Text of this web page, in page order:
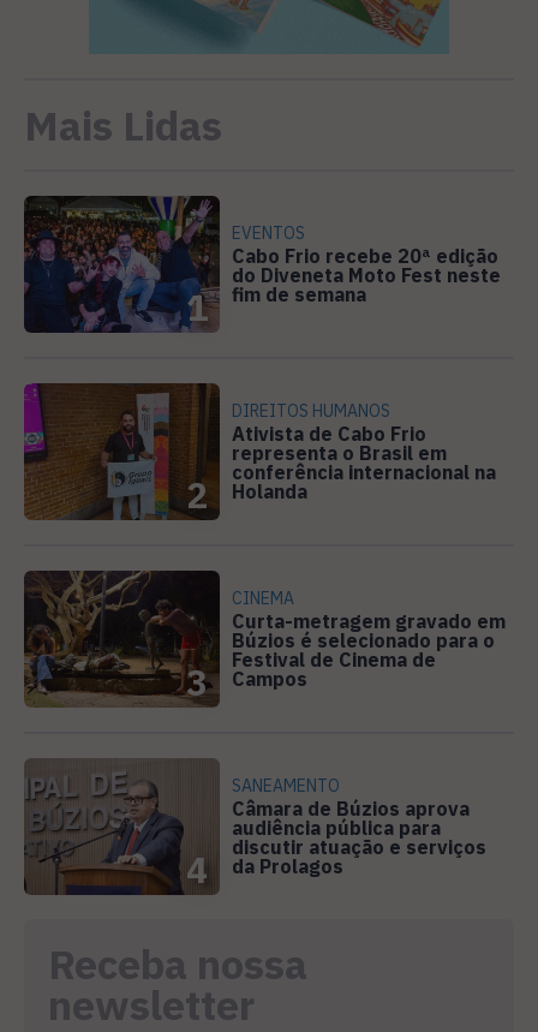
Mais Lidas
1
EVENTOS
Cabo Frio recebe 20ª edição
do Diveneta Moto Fest neste
fim de semana
2
DIREITOS HUMANOS
Ativista de Cabo Frio
representa o Brasil em
conferência internacional na
Holanda
3
CINEMA
Curta-metragem gravado em
Búzios é selecionado para o
Festival de Cinema de
Campos
4
SANEAMENTO
Câmara de Búzios aprova
audiência pública para
discutir atuação e serviços
da Prolagos
Receba nossa
newsletter